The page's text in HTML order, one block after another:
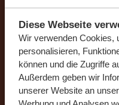
Diese Webseite
Wir verwenden Cookies,
personalisieren,
können und die Zugriffe
Außerdem geben wir
unserer Website an
MIT AFRIKA
Mit Afrika Safari
Urlaub ganz nach
zusammenstellen.
Spezialisten einfach,